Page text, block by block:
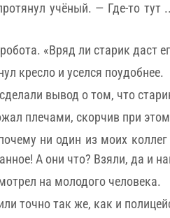
учёный. — Где-то тут
«Вряд ли старик даст
кресло и уселся поудобнее.
вывод о том, что
плечами, скорчив при
ни один из моих
А они что? Взяли, да и
на молодого человека.
точно так же, как и